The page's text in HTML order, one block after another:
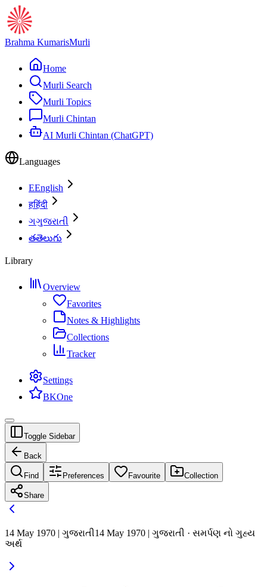
Brahma KumarisMurli
Home
Murli Search
Murli Topics
Murli Chintan
AI Murli Chintan (ChatGPT)
Languages
EEnglish
हहिंदी
ગગુજરાતી
తతెలుగు
Library
Overview
Favorites
Notes & Highlights
Collections
Tracker
Settings
BKOne
Toggle Sidebar
Back
Find Preferences Favourite Collection
Share
14 May 1970 | ગુજરાતી14 May 1970 | ગુજરાતી · સમર્પણ નો ગુહ્ય
અર્થ